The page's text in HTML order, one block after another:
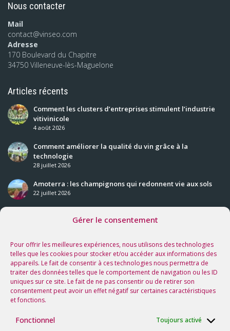
Gérer le consentement
Pour offrir les meilleures expériences, nous utilisons des technologies
telles que les cookies pour stocker et/ou accéder aux informations des
appareils. Le fait de consentir à ces technologies nous permettra de
traiter des données telles que le comportement de navigation ou les ID
uniques sur ce site. Le fait de ne pas consentir ou de retirer son
consentement peut avoir un effet négatif sur certaines caractéristiques
et fonctions.
Fonctionnel Toujours activé
Nous contacter
Mail
contact@vinseo.com
Adresse
170 Boulevard du Chapitre
34750 Villeneuve-lès-Maguelone
Articles récents
Comment les clusters d’entreprises stimulent l’industrie
vitivinicole
4 août 2026
Comment améliorer la qualité du vin grâce à la
technologie
28 juillet 2026
Amoterra : les champignons qui redonnent vie aux sols
22 juillet 2026
Nos prochaines rencontres
Voir tous les événements
Suivez-nous sur les réseaux !